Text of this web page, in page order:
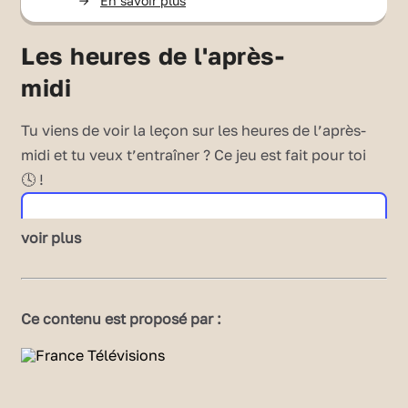
Les heures de l'après-
midi
Tu viens de voir la leçon sur les heures de l’après-
midi et tu veux t’entraîner ? Ce jeu est fait pour toi
🕓 !
Pour rappel
unegrande.
Si lagrande aiguille
voir plus
Ce contenu est proposé par :